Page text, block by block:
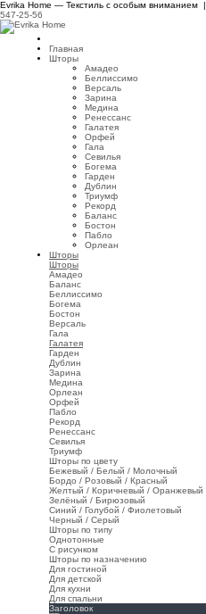
Evrika Home — Текстиль с особым вниманием |
547-25-56
Главная
Шторы
Амадео
Беллиссимо
Версаль
Зарина
Медина
Ренессанс
Галатея
Орфей
Гала
Севилья
Богема
Гарден
Дублин
Триумф
Рекорд
Баланс
Бостон
Пабло
Орлеан
Шторы
Шторы
Амадео
Баланс
Беллиссимо
Богема
Бостон
Версаль
Гала
Галатея
Гарден
Дублин
Зарина
Медина
Орлеан
Орфей
Пабло
Рекорд
Ренессанс
Севилья
Триумф
Шторы по цвету
Бежевый / Белый / Молочный
Бордо / Розовый / Красный
Желтый / Коричневый / Оранжевый
Зелёный / Бирюзовый
Синий / Голубой / Фиолетовый
Черный / Серый
Шторы по типу
Однотонные
С рисунком
Шторы по назначению
Для гостиной
Для детской
Для кухни
Для спальни
Заголовок